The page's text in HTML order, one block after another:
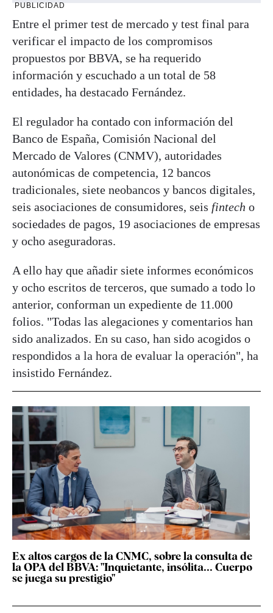
PUBLICIDAD
Entre el primer test de mercado y test final para
verificar el impacto de los compromisos
propuestos por BBVA, se ha requerido
información y escuchado a un total de 58
entidades, ha destacado Fernández.
El regulador ha contado con información del
Banco de España, Comisión Nacional del
Mercado de Valores (CNMV), autoridades
autonómicas de competencia, 12 bancos
tradicionales, siete neobancos y bancos digitales,
seis asociaciones de consumidores, seis fintech o
sociedades de pagos, 19 asociaciones de empresas
y ocho aseguradoras.
A ello hay que añadir siete informes económicos
y ocho escritos de terceros, que sumado a todo lo
anterior, conforman un expediente de 11.000
folios. "Todas las alegaciones y comentarios han
sido analizados. En su caso, han sido acogidos o
respondidos a la hora de evaluar la operación", ha
insistido Fernández.
Ex altos cargos de la CNMC, sobre la consulta de
la OPA del BBVA: "Inquietante, insólita... Cuerpo
se juega su prestigio"